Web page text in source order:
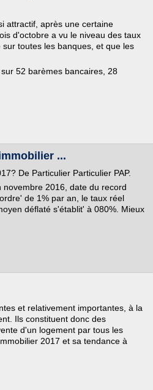
attractif, après une certaine
d'octobre a vu le niveau des taux
toutes les banques, et que les
52 barèmes bancaires, 28
...
De Particulier Particulier PAP.
2016, date du record
de 1% par an, le taux réel
déflaté s'établit' à 080%. Mieux
et relativement importantes, à la
Ils constituent donc des
d'un logement par tous les
2017 et sa tendance à